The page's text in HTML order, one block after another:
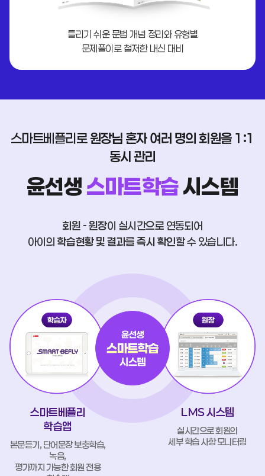
틀리기 쉬운 문법 개념 정리와 유형별
문제풀이로 철저한 내신 대비
스마트베플리로원장님 혼자 여러 명의 회원을 1:1
동시 관리
윤선생 스마트학습시스템
회원 - 원장이 실시간으로 연동되어
아이의 학습현황 및 결과를 즉시 확인할 수 있습니다.
스마트베플리
학습앱
본문듣기, 단어문장 보충학습,
녹음,
평가까지 가능한 회원 전용
LMS 시스템
실시간으로 회원의
세부 학습 사항 모니터링